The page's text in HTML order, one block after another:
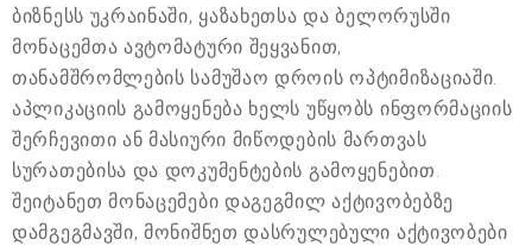
ბიზნესს უკრაინაში, ყაზახეთსა და ბელორუსში
მონაცემთა ავტომატური შეყვანით,
თანამშრომლების სამუშაო დროის ოპტიმიზაციაში.
აპლიკაციის გამოყენება ხელს უწყობს ინფორმაციის
შერჩევითი ან მასიური მიწოდების მართვას
სურათებისა და დოკუმენტების გამოყენებით.
შეიტანეთ მონაცემები დაგეგმილ აქტივობებზე
დამგეგმავში, მონიშნეთ დასრულებული აქტივობები